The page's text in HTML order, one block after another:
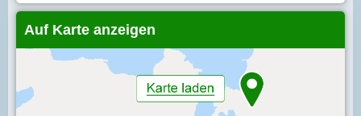
Auf Karte anzeigen